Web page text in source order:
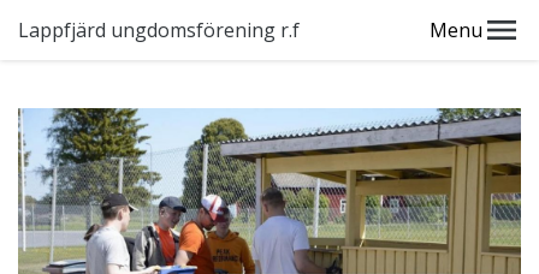
Lappfjärd ungdomsförening r.f Menu